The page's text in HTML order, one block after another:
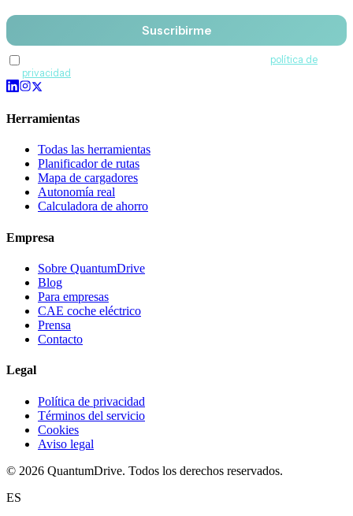
Suscribirme
política de
privacidad
Herramientas
Todas las herramientas
Planificador de rutas
Mapa de cargadores
Autonomía real
Calculadora de ahorro
Empresa
Sobre QuantumDrive
Blog
Para empresas
CAE coche eléctrico
Prensa
Contacto
Legal
Política de privacidad
Términos del servicio
Cookies
Aviso legal
© 2026 QuantumDrive. Todos los derechos reservados.
ES